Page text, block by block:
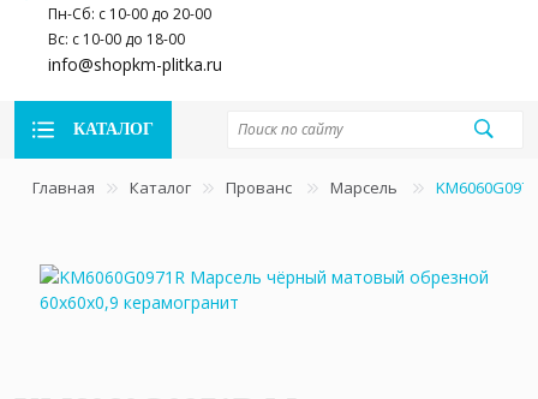
Пн-Сб: с 10-00 до 20-00
Вс: с 10-00 до 18-00
info@shopkm-plitka.ru
КАТАЛОГ
Главная Каталог Прованс Марсель